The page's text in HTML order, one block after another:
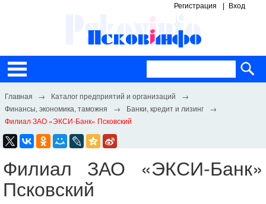
Регистрация Вход
Каталог предприятий и организаций
Финансы, экономика, таможня
Банки, кредит и лизинг
Филиал ЗАО «ЭКСИ-Банк» Псковский
Филиал ЗАО «ЭКСИ-Банк»
Псковский